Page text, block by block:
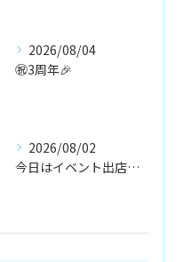
2026/08/04
㊗️3周年🎉
2026/08/02
今日はイベント出店です🌻